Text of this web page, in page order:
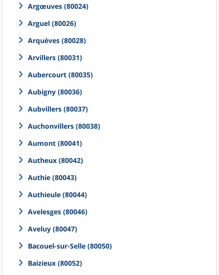
Argœuves (80024)
Arguel (80026)
Arquèves (80028)
Arvillers (80031)
Aubercourt (80035)
Aubigny (80036)
Aubvillers (80037)
Auchonvillers (80038)
Aumont (80041)
Autheux (80042)
Authie (80043)
Authieule (80044)
Avelesges (80046)
Aveluy (80047)
Bacouel-sur-Selle (80050)
Baizieux (80052)